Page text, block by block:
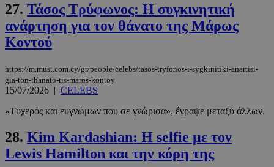
27. Τάσος Τρύφωνος: Η συγκινητική
ανάρτηση για τον θάνατο της Μάρως
Κοντού
https://m.must.com.cy/gr/people/celebs/tasos-tryfonos-i-sygkinitiki-anartisi-
gia-ton-thanato-tis-maros-kontoy
15/07/2026 | CELEBS
«Τυχερός και ευγνώμων που σε γνώρισα», έγραψε μεταξύ άλλων.
28. Kim Kardashian: Η selfie με τον
Lewis Hamilton και την κόρη της